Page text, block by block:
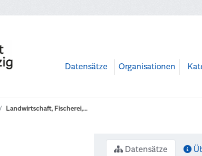
Datensätze Organisationen
Landwirtschaft, Fischerei,...
Datensätze